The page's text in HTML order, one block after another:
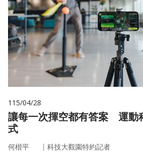
115/04/28
讓每一次揮空都有答案 運動
式
何楷平 ｜ 科技大觀園特約記者